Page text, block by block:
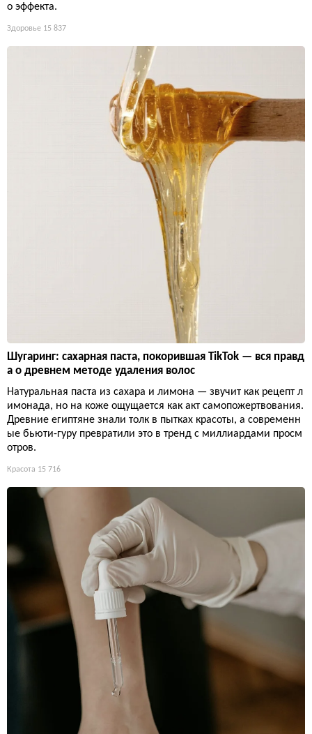
о эффекта.
Здоровье 15 837
Шугаринг: сахарная паста, покорившая TikTok — вся правд
а о древнем методе удаления волос
Натуральная паста из сахара и лимона — звучит как рецепт л
имонада, но на коже ощущается как акт самопожертвования.
Древние египтяне знали толк в пытках красоты, а современн
ые бьюти-гуру превратили это в тренд с миллиардами просм
отров.
Красота 15 716